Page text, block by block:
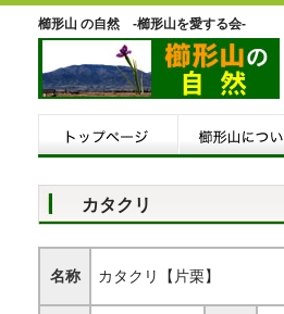
櫛形山 の自然 -櫛形山を愛する会-
カタクリ
名称 カタクリ【片栗】